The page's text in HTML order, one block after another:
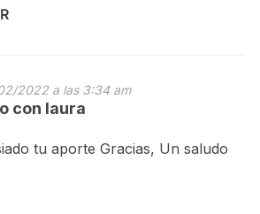
con laura
2022 a las 3:34 am
tu aporte Gracias, Un saludo